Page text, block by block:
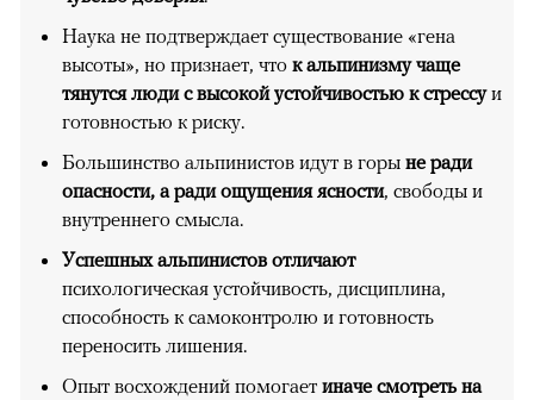
Наука не подтверждает существование «гена
высоты», но признает, что к альпинизму чаще
тянутся люди с высокой устойчивостью к стрессуи
готовностью к риску.
Большинство альпинистов идут в горы не ради
опасности, а ради ощущения ясности, свободы и
внутреннего смысла.
Успешных альпинистов отличают
психологическая устойчивость, дисциплина,
способность к самоконтролю и готовность
переносить лишения.
Опыт восхождений помогает иначе смотреть на